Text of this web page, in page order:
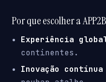
Por que escolher a
Experiência
continentes.
Inovação contínua